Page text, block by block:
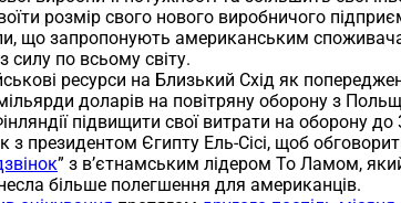
розмір свого нового виробничого
що запропонують американським
по всьому світу.
ресурси на Близький Схід як
доларів на повітряну оборону з
підвищити свої витрати на оборону до
з президентом Єгипту Ель-Сісі, щоб
” з в’єтнамським лідером То Ламом,
більше полегшення для американців.